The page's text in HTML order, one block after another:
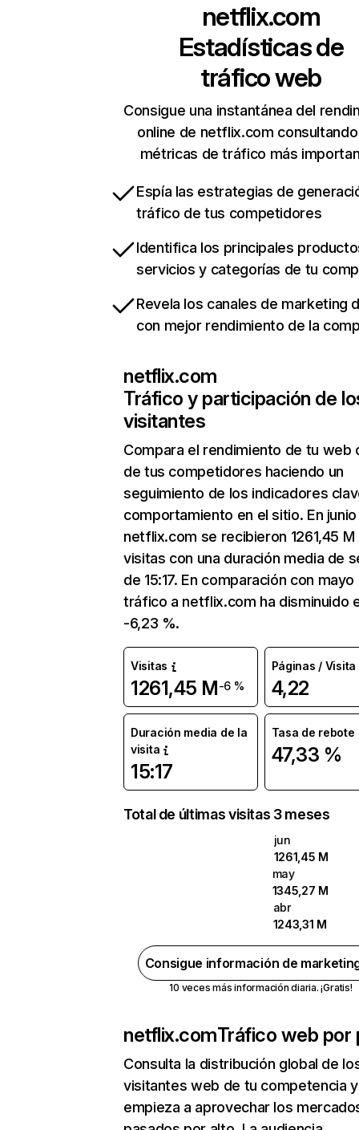
netflix.com
Estadísticas de
tráfico web
Consigue una instantánea del
online de netflix.com
métricas de tráfico más
Espía las estrategias de
tráfico de tus competidores
Identifica los principales
servicios y categorías de tu
Revela los canales de marketing
con mejor rendimiento de la
netflix.com
Tráfico y participación de
visitantes
Compara el rendimiento de tu web
de tus competidores haciendo un
seguimiento de los indicadores
comportamiento en el sitio. En junio
netflix.com se recibieron 1261,45 M
visitas con una duración media de
de 15:17. En comparación con mayo
tráfico a netflix.com ha disminuido
-6,23 %.
Visitas
1261,45 M-6 %
Páginas / Visita
4,22
Duración media de la
visita
15:17
Tasa de rebote
47,33 %
Total de últimas visitas 3 meses
jun
1261,45 M
may
1345,27 M
abr
1243,31 M
Consigue información de
10 veces más información diaria. ¡Gratis!
netflix.comTráfico web por
Consulta la distribución global de
visitantes web de tu competencia y
empieza a aprovechar los